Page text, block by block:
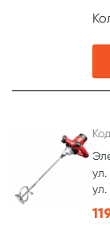
ул.